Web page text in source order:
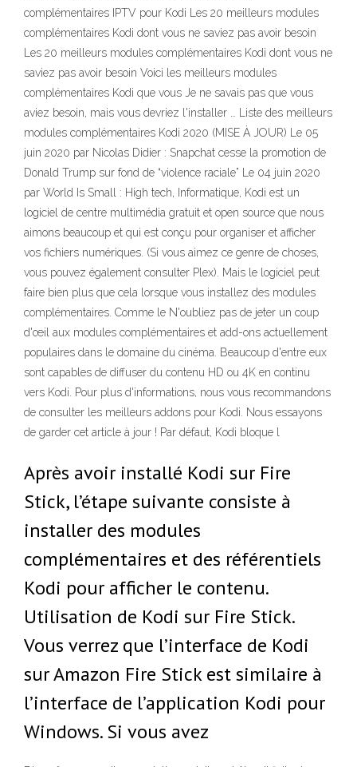
complémentaires IPTV pour Kodi Les 20 meilleurs modules
complémentaires Kodi dont vous ne saviez pas avoir besoin
Les 20 meilleurs modules complémentaires Kodi dont vous ne
saviez pas avoir besoin Voici les meilleurs modules
complémentaires Kodi que vous Je ne savais pas que vous
aviez besoin, mais vous devriez l'installer … Liste des meilleurs
modules complémentaires Kodi 2020 (MISE À JOUR) Le 05
juin 2020 par Nicolas Didier : Snapchat cesse la promotion de
Donald Trump sur fond de “violence raciale” Le 04 juin 2020
par World Is Small : High tech, Informatique, Kodi est un
logiciel de centre multimédia gratuit et open source que nous
aimons beaucoup et qui est conçu pour organiser et afficher
vos fichiers numériques. (Si vous aimez ce genre de choses,
vous pouvez également consulter Plex). Mais le logiciel peut
faire bien plus que cela lorsque vous installez des modules
complémentaires. Comme le N'oubliez pas de jeter un coup
d'œil aux modules complémentaires et add-ons actuellement
populaires dans le domaine du cinéma. Beaucoup d'entre eux
sont capables de diffuser du contenu HD ou 4K en continu
vers Kodi. Pour plus d'informations, nous vous recommandons
de consulter les meilleurs addons pour Kodi. Nous essayons
de garder cet article à jour ! Par défaut, Kodi bloque l
Après avoir installé Kodi sur Fire
Stick, l’étape suivante consiste à
installer des modules
complémentaires et des référentiels
Kodi pour afficher le contenu.
Utilisation de Kodi sur Fire Stick.
Vous verrez que l’interface de Kodi
sur Amazon Fire Stick est similaire à
l’interface de l’application Kodi pour
Windows. Si vous avez